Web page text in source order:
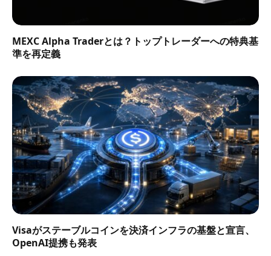
MEXC Alpha Traderとは？トップトレーダーへの特典基
準を再定義
Visaがステーブルコインを決済インフラの基盤と宣言、
OpenAI提携も発表